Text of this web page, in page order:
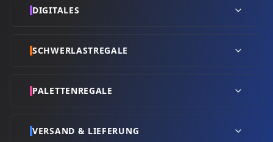
DIGITALES
SCHWERLASTREGALE
PALETTENREGALE
VERSAND & LIEFERUNG